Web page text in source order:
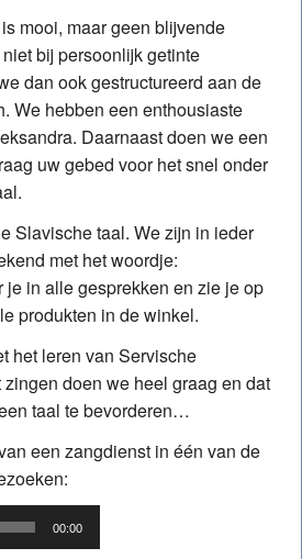
mooi, maar geen blijvende
bij persoonlijk getinte
dan ook gestructureerd aan de
We hebben een enthousiaste
Daarnaast doen we een
uw gebed voor het snel onder
Slavische taal. We zijn in ieder
met het woordje:
je in alle gesprekken en zie je op
produkten in de winkel.
het leren van Servische
doen we heel graag en dat
taal te bevorderen…
een zangdienst in één van de
00:00